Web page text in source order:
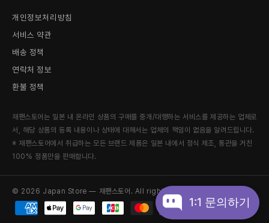
1:1 문의하기
개인정보처리방침
서비스 약관
배송 정책
연락처 정보
환불 정책
재팬스토어는 일본 내 온라인 상품의 구매를 중개/대행하는 서비스를 제공하는 업체로
서, 해당 상품의 등록 내용이나 상태에 대해서는 업체의 책임이 없음을 알려드립니다.
※ 재팬스토어에서 취급하는 모든 브랜드 제품은 일본 내에서 정식 제조, 통관을 거친
100% 정품만을 판매합니다.
© 2026 Japan Store — 재팬스토어. All rights reserved.